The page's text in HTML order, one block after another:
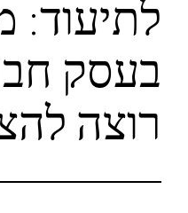
לתיעוד:
בעסק
רוצה